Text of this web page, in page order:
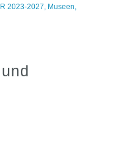
2023-2027, Museen,